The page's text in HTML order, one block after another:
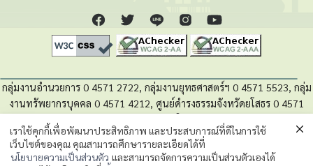
กลุ่มงานอำนวยการ 0 4571 2722, กลุ่มงานยุทธศาสตร์ฯ 0 4571 5523, กลุ่ม
งานทรัพยากรบุคคล 0 4571 4212, ศูนย์ดำรงธรรมจังหวัดยโสธร 0 4571
นโยบายความเป็นส่วนตัวของข้อมูล
เราใช้คุกกี้เพื่อพัฒนาประสิทธิภาพ และประสบการณ์ที่ดีในการใช้
เว็บไซต์ของคุณ คุณสามารถศึกษารายละเอียดได้ที่
นโยบายความเป็นส่วนตัว และสามารถจัดการความเป็นส่วนตัวเองได้